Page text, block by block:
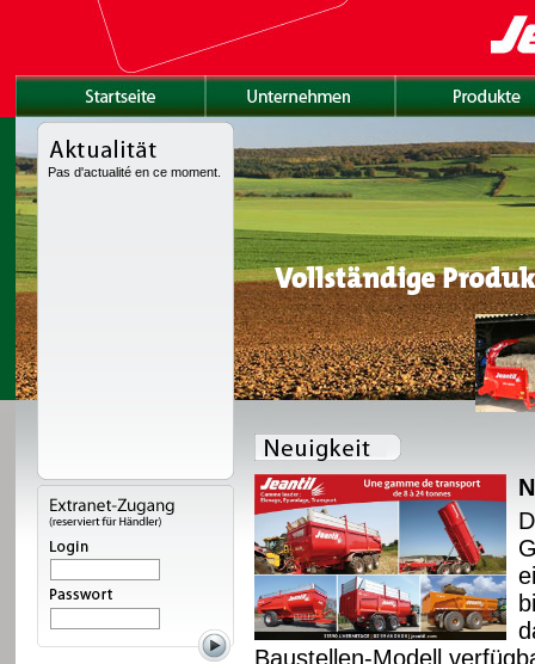
Pas d'actualité en ce moment.
mit einem neuen
Fahrgestell und
Diese Reihe ist ab 8
ab 11 bis 18 T für
22 T für das
Baustellen-Modell